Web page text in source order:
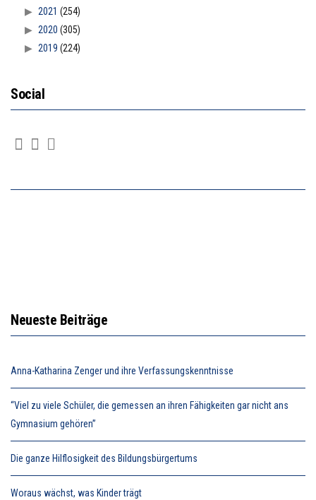
2021 (254)
2020 (305)
2019 (224)
Social
Neueste Beiträge
Anna-Katharina Zenger und ihre Verfassungskenntnisse
“Viel zu viele Schüler, die gemessen an ihren Fähigkeiten gar nicht ans
Gymnasium gehören”
Die ganze Hilflosigkeit des Bildungsbürgertums
Woraus wächst, was Kinder trägt